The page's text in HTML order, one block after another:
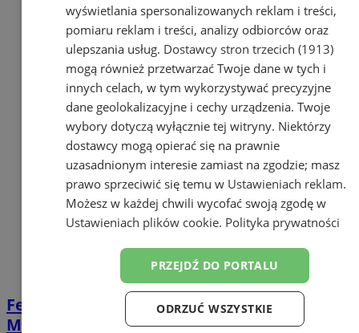
Ferie z książką! Zajęcia dla dzieci w
Miejskiej Bibliotece w Orzeszu
wyświetlania spersonalizowanych reklam i treści,
pomiaru reklam i treści, analizy odbiorców oraz
ulepszania usług. Dostawcy stron trzecich (1913)
mogą również przetwarzać Twoje dane w tych i
innych celach, w tym wykorzystywać precyzyjne
dane geolokalizacyjne i cechy urządzenia. Twoje
wybory dotyczą wyłącznie tej witryny. Niektórzy
dostawcy mogą opierać się na prawnie
uzasadnionym interesie zamiast na zgodzie; masz
prawo sprzeciwić się temu w Ustawieniach reklam.
Możesz w każdej chwili wycofać swoją zgodę w
Ustawieniach plików cookie. Polityka prywatności
PRZEJDŹ DO PORTALU
ODRZUĆ WSZYSTKIE